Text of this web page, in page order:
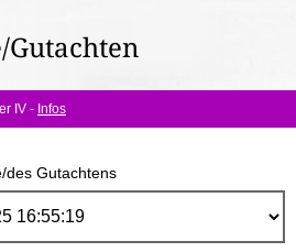
IV - Infos
des Gutachtens